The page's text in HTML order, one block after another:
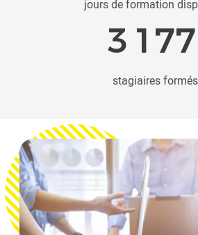
jours de formation
7 647
stagiaires formés